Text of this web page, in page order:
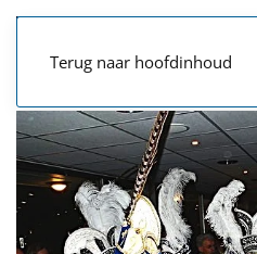
Terug naar hoofdinhoud